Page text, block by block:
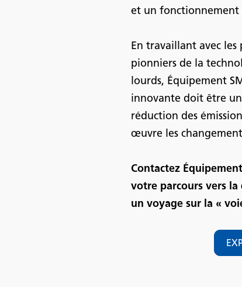
et un fonctionnement
En travaillant avec
pionniers de la
lourds, Équipement
innovante doit être
réduction des
œuvre les
Contactez
votre parcours vers
un voyage sur la «